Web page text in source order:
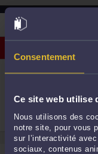
Consentement
Ce site web utilise
Nous utilisons des
notre site, pour vous
sur l’interactivité
sociaux, contenus
avocat correspondant
1
ME
Droit
Droit
Droit